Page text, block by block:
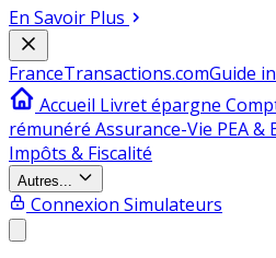
En Savoir Plus
FranceTransactions.comGuide
Accueil Livret épargne
rémunéré Assurance-Vie PEA &
Impôts & Fiscalité
Autres...
Connexion Simulateurs